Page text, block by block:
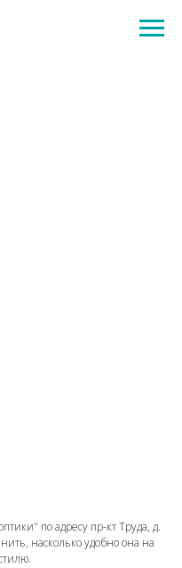
по адресу пр-кт Труда, д.
насколько удобно она на